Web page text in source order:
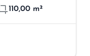
110,00 m²